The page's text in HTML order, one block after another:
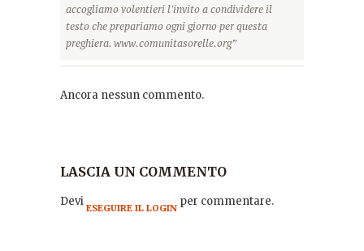
accogliamo volentieri l'invito a condividere il
testo che prepariamo ogni giorno per questa
preghiera. www.comunitasorelle.org”
Ancora nessun commento.
LASCIA UN COMMENTO
Devi ESEGUIRE IL LOGIN per commentare.